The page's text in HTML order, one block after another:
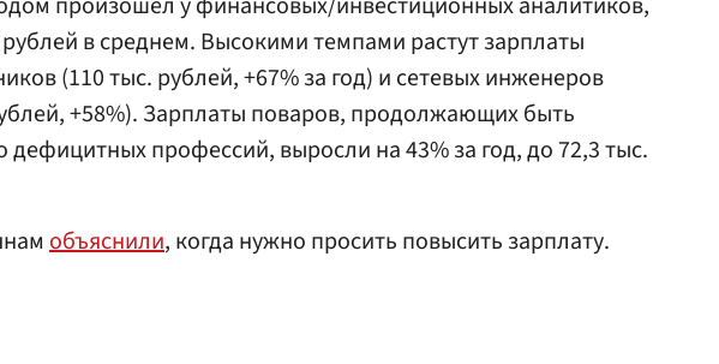
в среднем. Высокими темпами растут зарплаты
(110 тыс. рублей, +67% за год) и сетевых инженеров
+58%). Зарплаты поваров, продолжающих быть
дефицитных профессий, выросли на 43% за год, до 72,3 тыс.
объяснили, когда нужно просить повысить зарплату.